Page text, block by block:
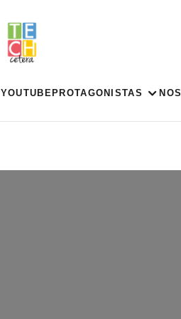
YOUTUBE PROTAGONISTAS